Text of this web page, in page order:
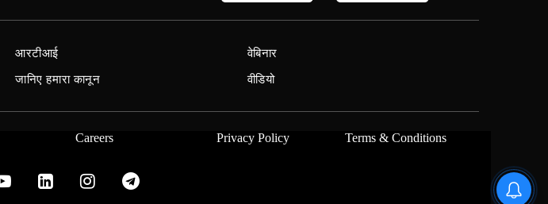
आरटीआई
जानिए हमारा कानून
वेबिनार
वीडियो
Careers Privacy Policy Terms & Conditions